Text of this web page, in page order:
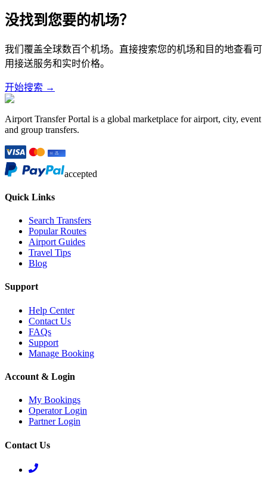
没找到您要的机场？
我们覆盖全球数百个机场。直接搜索您的机场和目的地查看可
用接送服务和实时价格。
开始搜索 →
Airport Transfer Portal is a global marketplace for airport, city, event
and group transfers.
accepted
Quick Links
Search Transfers
Popular Routes
Airport Guides
Travel Tips
Blog
Support
Help Center
Contact Us
FAQs
Support
Manage Booking
Account & Login
My Bookings
Operator Login
Partner Login
Contact Us